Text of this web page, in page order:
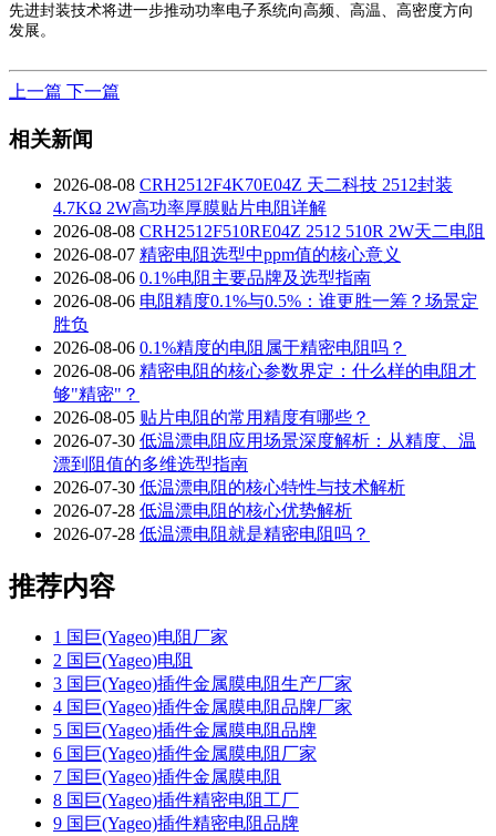
先进封装技术将进一步推动功率电子系统向高频、高温、高密度方向
发展。
上一篇 下一篇
相关新闻
2026-08-08 CRH2512F4K70E04Z 天二科技 2512封装
4.7KΩ 2W高功率厚膜贴片电阻详解
2026-08-08 CRH2512F510RE04Z 2512 510R 2W天二电阻
2026-08-07 精密电阻选型中ppm值的核心意义
2026-08-06 0.1%电阻主要品牌及选型指南
2026-08-06 电阻精度0.1%与0.5%：谁更胜一筹？场景定
胜负
2026-08-06 0.1%精度的电阻属于精密电阻吗？
2026-08-06 精密电阻的核心参数界定：什么样的电阻才
够"精密"？
2026-08-05 贴片电阻的常用精度有哪些？
2026-07-30 低温漂电阻应用场景深度解析：从精度、温
漂到阻值的多维选型指南
2026-07-30 低温漂电阻的核心特性与技术解析
2026-07-28 低温漂电阻的核心优势解析
2026-07-28 低温漂电阻就是精密电阻吗？
推荐内容
1 国巨(Yageo)电阻厂家
2 国巨(Yageo)电阻
3 国巨(Yageo)插件金属膜电阻生产厂家
4 国巨(Yageo)插件金属膜电阻品牌厂家
5 国巨(Yageo)插件金属膜电阻品牌
6 国巨(Yageo)插件金属膜电阻厂家
7 国巨(Yageo)插件金属膜电阻
8 国巨(Yageo)插件精密电阻工厂
9 国巨(Yageo)插件精密电阻品牌